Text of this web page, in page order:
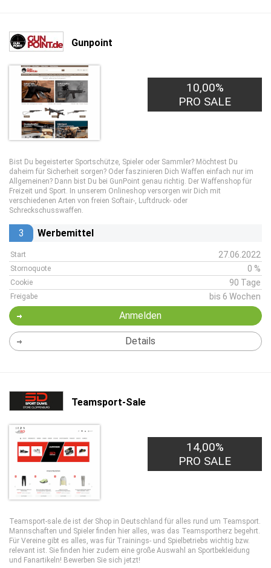
Gunpoint
10,00%
PRO SALE
Bist Du begeisterter Sportschütze, Spieler oder Sammler? Möchtest Du
daheim für Sicherheit sorgen? Oder faszinieren Dich Waffen einfach nur im
Allgemeinen? Dann bist Du bei GunPoint genau richtig. Der Waffenshop für
Freizeit und Sport. In unserem Onlineshop versorgen wir Dich mit
verschiedenen Arten von freien Softair-, Luftdruck- oder
Schreckschusswaffen.
3 Werbemittel
Start 27.06.2022
Stornoquote 0 %
Cookie 90 Tage
Freigabe bis 6 Wochen
Anmelden
Details
Teamsport-Sale
14,00%
PRO SALE
Teamsport-sale.de ist der Shop in Deutschland für alles rund um Teamsport.
Mannschaften und Spieler finden hier alles, was das Teamsportherz begehrt.
Für Vereine gibt es alles, was für Trainings- und Spielbetriebs wichtig bzw.
relevant ist. Sie finden hier zudem eine große Auswahl an Sportbekleidung
und Fanartikeln! Bewerben Sie sich jetzt!